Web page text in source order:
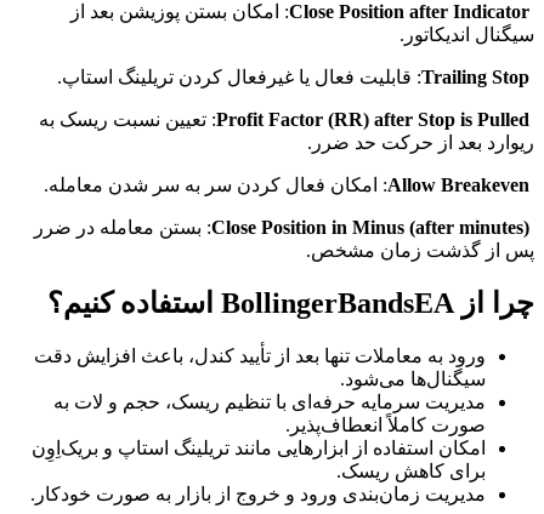
Close Position after Indicator: امکان بستن پوزیشن بعد از
سیگنال اندیکاتور.
Trailing Stop: قابلیت فعال یا غیرفعال کردن تریلینگ استاپ.
Profit Factor (RR) after Stop is Pulled: تعیین نسبت ریسک به
ریوارد بعد از حرکت حد ضرر.
Allow Breakeven: امکان فعال کردن سر به سر شدن معامله.
Close Position in Minus (after minutes): بستن معامله در ضرر
پس از گذشت زمان مشخص.
چرا از BollingerBandsEA استفاده کنیم؟
ورود به معاملات تنها بعد از تأیید کندل، باعث افزایش دقت
سیگنال‌ها می‌شود.
مدیریت سرمایه حرفه‌ای با تنظیم ریسک، حجم و لات به
صورت کاملاً انعطاف‌پذیر.
امکان استفاده از ابزارهایی مانند تریلینگ استاپ و بریک‌اِوِن
برای کاهش ریسک.
مدیریت زمان‌بندی ورود و خروج از بازار به صورت خودکار.